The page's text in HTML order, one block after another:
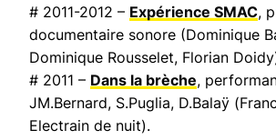
# 2011-2012 – Expérience SMAC,
documentaire sonore (Dominique
Dominique Rousselet, Florian
# 2011 – Dans la brèche,
JM.Bernard, S.Puglia, D.Balaÿ (
Electrain de nuit).